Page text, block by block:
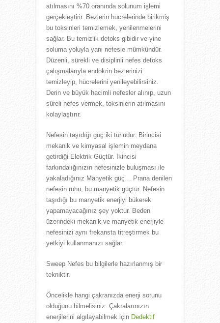
atılmasını %70 oranında solunum işlemi
gerçekleştirir. Bezlerin hücrelerinde birikmiş
bu toksinleri temizlemek, yenilenmelerini
sağlar. Bu temizlik detoks gibidir ve yine
soluma yoluyla yani nefesle mümkündür.
Düzenli, sürekli ve disiplinli nefes detoks
çalışmalarıyla endokrin bezlerinizi
temizleyip, hücrelerini yenileyebilirsiniz.
Derin ve büyük hacimli nefesler alınıp, uzun
süreli nefes vermek, toksinlerin atılmasını
kolaylaştırır.
Nefesin taşıdığı güç iki türlüdür. Birincisi
mekanik ve kimyasal işlemin meydana
getirdiği Elektrik Güçtür. İkincisi
farkındalığınızın nefesinizle buluşması ile
yakaladığınız Manyetik güç… Prana denilen
nefesin ruhu, bu manyetik güçtür. Nefesin
taşıdığı bu manyetik enerjiyi bükerek
yapamayacağınız şey yoktur. Beden
üzerindeki mekanik ve manyetik enerjiyle
nefesinizi aynı frekansta titreştirmek bu
yetkiyi kullanmanızı sağlar.
Sweep Nefes bu bilgilerle hazırlanmış bir
tekniktir.
Öncelikle hangi çakranızda enerji sorunu
olduğunu bilmelisiniz. Çakralarınızın
enerjilerini algılayabilmek için Dedektif